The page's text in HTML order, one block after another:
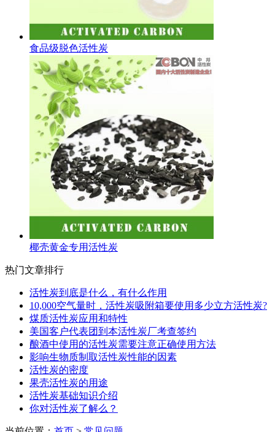
食品级脱色活性炭
椰壳黄金专用活性炭
热门文章排行
活性炭到底是什么，有什么作用
10,000空气量时，活性炭吸附箱要使用多少立方活性炭?
煤质活性炭应用和特性
美国客户代表团到本活性炭厂考查签约
酿酒中使用的活性炭需要注意正确使用方法
影响生物质制取活性炭性能的因素
活性炭的密度
果壳活性炭的用途
活性炭基础知识介绍
你对活性炭了解么？